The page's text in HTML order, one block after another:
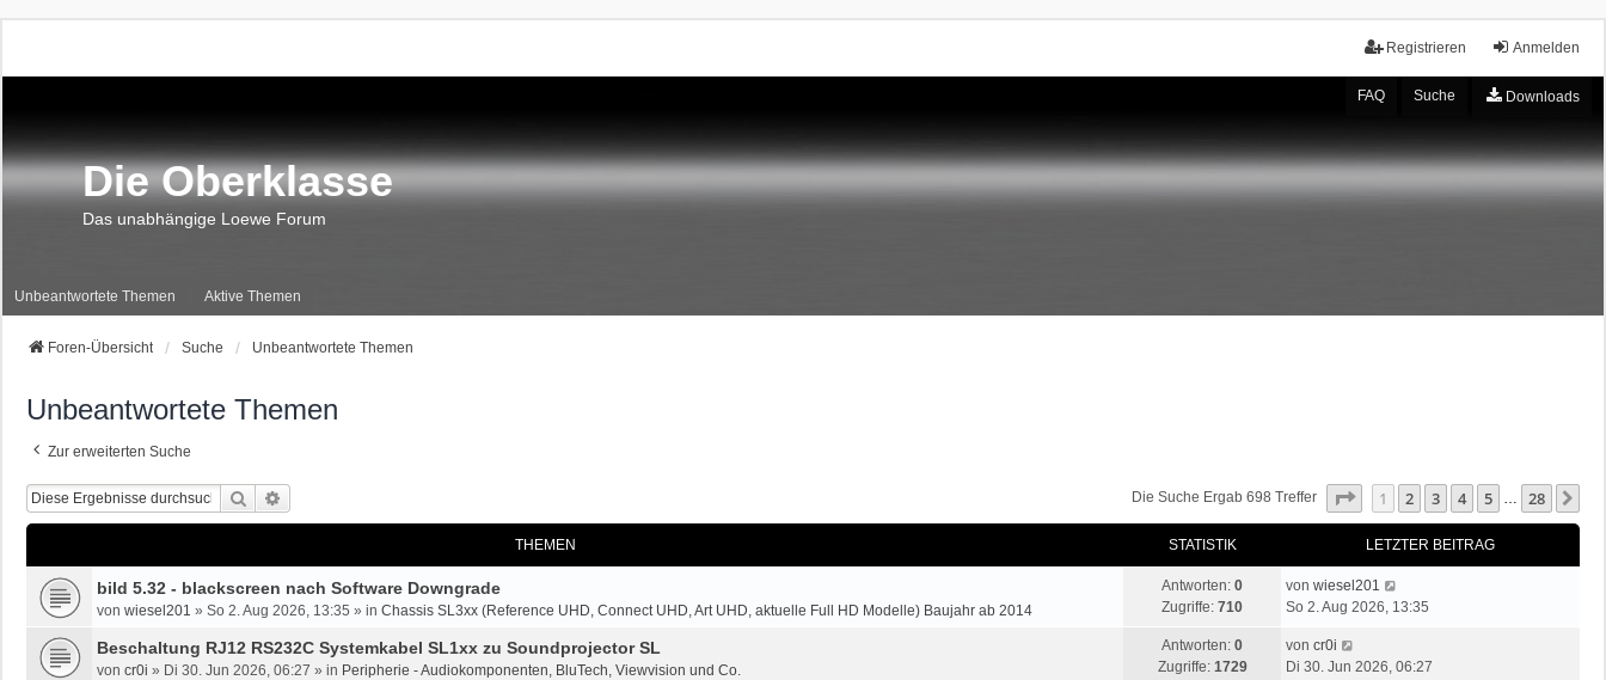
Anmelden
Registrieren
FAQ Suche Downloads
Die Oberklasse
Das unabhängige Loewe Forum
Unbeantwortete Themen Aktive Themen
Foren-Übersicht Suche Unbeantwortete Themen
Unbeantwortete Themen
Zur erweiterten Suche
Suche Die Suche Ergab 698 Treffer Seite Von
1 2 3 4 5 … 28
THEMEN STATISTIK LETZTER BEITRAG
bild 5.32 - blackscreen nach Software Downgrade
von wiesel201 » So 2. Aug 2026, 13:35 » in Chassis SL3xx (Reference UHD, Connect UHD, Art UHD, aktuelle Full HD Modelle) Baujahr ab 2014
Antworten: 0
Zugriffe: 710
von wiesel201
So 2. Aug 2026, 13:35
Beschaltung RJ12 RS232C Systemkabel SL1xx zu Soundprojector SL
von cr0i » Di 30. Jun 2026, 06:27 » in Peripherie - Audiokomponenten, BluTech, Viewvision und Co.
Antworten: 0
Zugriffe: 1729
von cr0i
Di 30. Jun 2026, 06:27